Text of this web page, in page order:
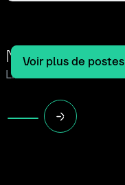
Notre blog
Lire les dernières
Voir plus de postes